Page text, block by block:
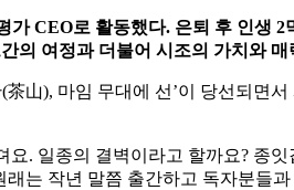
CEO로 활동했다. 은퇴 후 인생 2
의 여정과 더불어 시조의 가치와
山), 마임 무대에 선’이 당선되면
. 일종의 결벽이라고 할까요? 종
는 작년 말쯤 출간하고 독자분들